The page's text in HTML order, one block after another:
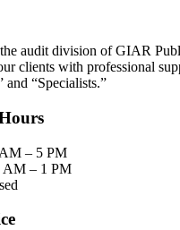
audit division of GIAR
clients with professional
and “Specialists.”
– 5 PM
AM – 1 PM